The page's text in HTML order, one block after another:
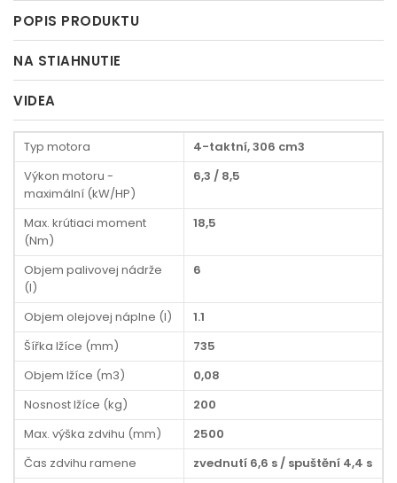
POPIS PRODUKTU
NA STIAHNUTIE
VIDEA
Typ motora
4-taktní, 306 cm3
Výkon motoru -
maximální (kW/HP)
6,3 / 8,5
Max. krútiaci moment
(Nm)
18,5
Objem palivovej nádrže
(l)
6
Objem olejovej náplne (l)
1.1
Šířka lžíce (mm)
735
Objem lžíce (m3)
0,08
Nosnost lžíce (kg)
200
Max. výška zdvihu (mm)
2500
Čas zdvihu ramene
zvednutí 6,6 s / spuštění 4,4 s